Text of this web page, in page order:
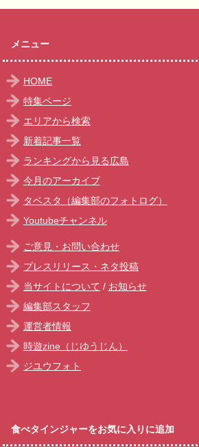
メニュー
HOME
特集ページ
エリアから検索
新着記事一覧
ランキングから見る広島
今月のアーカイブ
タベスタ（編集部のフォトログ）
Youtubeチャンネル
ご意見・お問い合わせ
プレスリリース・ネタ投稿
当サイトについて / お知らせ
編集部スタッフ
運営者情報
時遊zine（じゆうじん）
ジユウフォト
食べタインジャーをお気に入りに追加